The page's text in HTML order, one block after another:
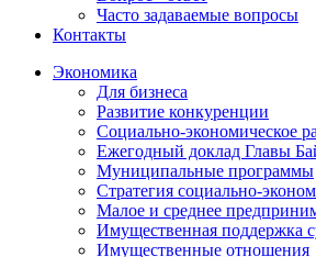
Часто задаваемые вопросы
Контакты
Экономика
Для бизнеса
Развитие конкуренции
Социально-экономическое
Ежегодный доклад Главы
Муниципальные программы
Стратегия социально-
Малое и среднее
Имущественная поддержка
Имущественные отношения